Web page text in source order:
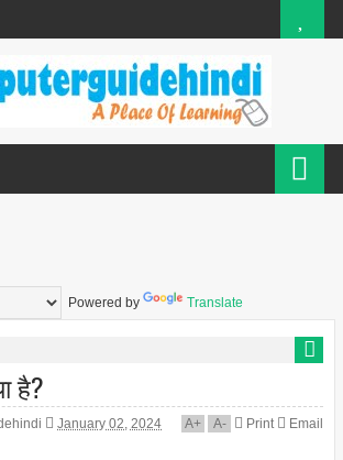
Powered by Translate
है?
January 02, 2024 A+ A- Print Email